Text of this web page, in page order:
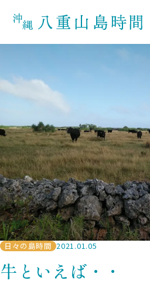
日々の島時間 2021.01.05
牛といえば・・